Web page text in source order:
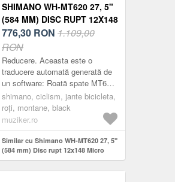
SHIMANO WH-MT620 27, 5"
(584 MM) DISC RUPT 12X148
MICRO SPLINE CENTER
LOCK 19.8 MM ROATA DIN
SPATE
776,30 RON 1.109,00
RON
Reducere. Aceasta este o
traducere automată generată de
un software: Roată spate MT620
cu axă E-Thru (12 mm).
Construcție Tubeless pentru o
conducere mai agr...
shimano, ciclism, jante bicicleta,
roți, montane, black
muziker.ro
Similar cu Shimano WH-MT620 27, 5"
(584 mm) Disc rupt 12x148 Micro
Spline Center Lock 19.8 mm Roata
din spate